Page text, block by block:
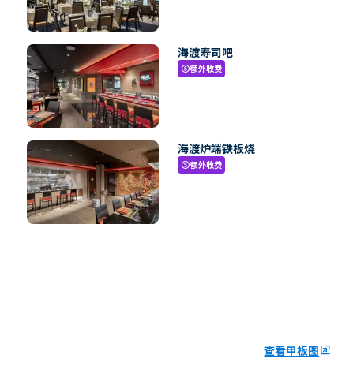
海渡寿司吧
paid额外收费
海渡炉端铁板烧
paid额外收费
查看甲板图ungroup